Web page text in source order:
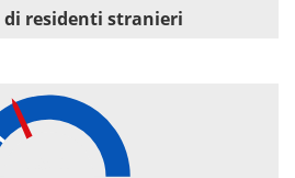
di residenti stranieri